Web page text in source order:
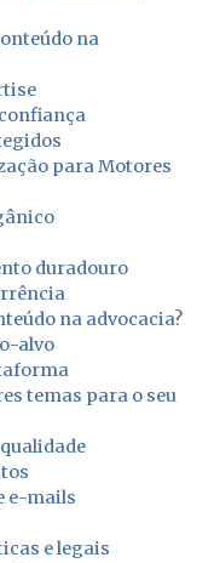
na
para Motores
duradouro
na advocacia?
alvo
temas para o seu
e-mails
e legais